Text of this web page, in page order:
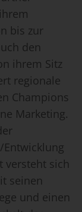
bis zur
den
ihrem Sitz
regionale
Champions
Marketing.
versteht sich
seinen
und einen